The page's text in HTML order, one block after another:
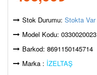
Stok Durumu: Stokta Var
Model Kodu: 0330020023
Barkod: 8691150145714
Marka : İZELTAŞ